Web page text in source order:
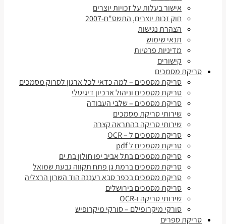
אישור בעלות על זכויות יוצרים
חוק זכות יוצרים, התשס"ח-2007
הצהרת נגישות
תנאי שימוש
מדיניות פרטיות
קישורים
סריקת מסמכים
סריקת מסמכים – למה כדאי לכל ארגון לסרוק מסמכים
סריקת מסמכים וניהול ארכיון דיגיטלי
סריקת מסמכים – שלבי העבודה
שירותי סריקת מסמכים
שירותי סריקה בהתראה קצרה
סריקת מסמכים ל – OCR
סריקת מסמכים ל pdf
סריקת מסמכים בתל אביב יפו חולון בת ים
סריקת מסמכים ברמת גן פתח תקווה גבעת שמואל
סריקת מסמכים בכפר סבא רעננה הוד השרון הרצליה
סריקת מסמכים בירושלים
שירותי סריקה ו-OCR
סורקי מיקרופילם – סורקי מיקרופיש
סריקת ספרים